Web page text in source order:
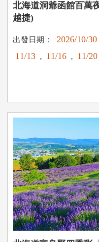
北海道洞爺函館百萬
越捷)
出發日期： 2026/10/30
11/13 , 11/16 , 11/20